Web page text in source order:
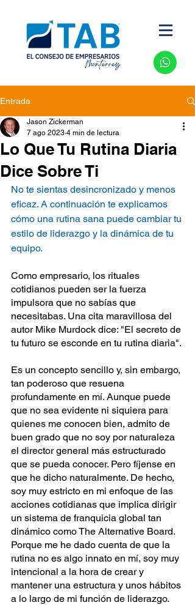
Entrada
Lo Que Tu Rutina Diaria
Dice Sobre Ti
Jason Zickerman
7 ago 2023 4 min de lectura
No te sientas desincronizado y menos
eficaz. A continuación te explicamos
cómo una rutina sana puede cambiar tu
estilo de liderazgo y la dinámica de tu
equipo.
Como empresario, los rituales
cotidianos pueden ser la fuerza
impulsora que no sabías que
necesitabas. Una cita maravillosa del
autor Mike Murdock dice: "El secreto de
tu futuro se esconde en tu rutina diaria".
Es un concepto sencillo y, sin embargo,
tan poderoso que resuena
profundamente en mí. Aunque puede
que no sea evidente ni siquiera para
quienes me conocen bien, admito de
buen grado que no soy por naturaleza
el director general más estructurado
que se pueda conocer. Pero fíjense en
que he dicho naturalmente. De hecho,
soy muy estricto en mi enfoque de las
acciones cotidianas que implica dirigir
un sistema de franquicia global tan
dinámico como The Alternative Board.
Porque me he dado cuenta de que la
rutina no es algo innato en mí, soy muy
intencional a la hora de crear y
mantener una estructura y unos hábitos
a lo largo de mi función de liderazgo.